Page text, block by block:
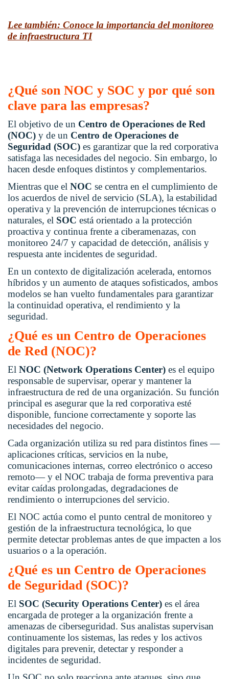
Lee también: Conoce la importancia del monitoreo
de infraestructura TI
¿Qué son NOC y SOC y por qué son
clave para las empresas?
El objetivo de un Centro de Operaciones de Red
(NOC) y de un Centro de Operaciones de
Seguridad (SOC) es garantizar que la red corporativa
satisfaga las necesidades del negocio. Sin embargo, lo
hacen desde enfoques distintos y complementarios.
Mientras que el NOC se centra en el cumplimiento de
los acuerdos de nivel de servicio (SLA), la estabilidad
operativa y la prevención de interrupciones técnicas o
naturales, el SOC está orientado a la protección
proactiva y continua frente a ciberamenazas, con
monitoreo 24/7 y capacidad de detección, análisis y
respuesta ante incidentes de seguridad.
En un contexto de digitalización acelerada, entornos
híbridos y un aumento de ataques sofisticados, ambos
modelos se han vuelto fundamentales para garantizar
la continuidad operativa, el rendimiento y la
seguridad.
¿Qué es un Centro de Operaciones
de Red (NOC)?
El NOC (Network Operations Center) es el equipo
responsable de supervisar, operar y mantener la
infraestructura de red de una organización. Su función
principal es asegurar que la red corporativa esté
disponible, funcione correctamente y soporte las
necesidades del negocio.
Cada organización utiliza su red para distintos fines —
aplicaciones críticas, servicios en la nube,
comunicaciones internas, correo electrónico o acceso
remoto— y el NOC trabaja de forma preventiva para
evitar caídas prolongadas, degradaciones de
rendimiento o interrupciones del servicio.
El NOC actúa como el punto central de monitoreo y
gestión de la infraestructura tecnológica, lo que
permite detectar problemas antes de que impacten a los
usuarios o a la operación.
¿Qué es un Centro de Operaciones
de Seguridad (SOC)?
El SOC (Security Operations Center) es el área
encargada de proteger a la organización frente a
amenazas de ciberseguridad. Sus analistas supervisan
continuamente los sistemas, las redes y los activos
digitales para prevenir, detectar y responder a
incidentes de seguridad.